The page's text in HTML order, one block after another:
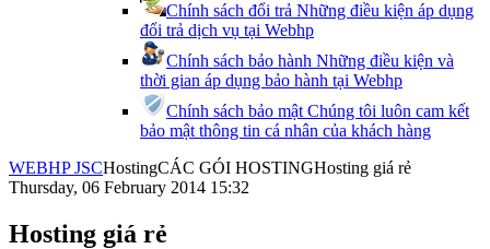
Chính sách đổi trả Những điều kiện áp dụng
đổi trả dịch vụ tại Webhp
Chính sách bảo hành Những điều kiện và
thời gian áp dụng bảo hành tại Webhp
Chính sách bảo mật Chúng tôi luôn cam kết
bảo mật thông tin cá nhân của khách hàng
WEBHP JSCHostingCÁC GÓI HOSTINGHosting giá rẻ
Thursday, 06 February 2014 15:32
Hosting giá rẻ